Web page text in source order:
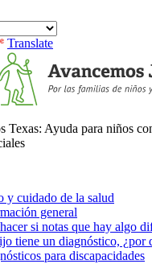
Translate
Texas: Ayuda para niños
y cuidado de la salud
general
si notas que hay algo
tiene un diagnóstico, ¿por
para discapacidades